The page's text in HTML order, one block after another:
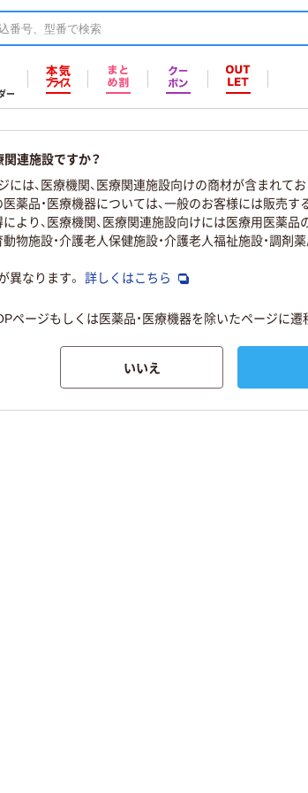
ー
連施設ですか？
は、医療機関、医療関連施設向けの商材が含まれてお
薬品・医療機器については、一般のお客様には販売
より、医療機関、医療関連施設向けには医療用医薬品
動物施設・介護老人保健施設・介護老人福祉施設・調
異なります。 詳しくはこちら
ページもしくは医薬品・医療機器を除いたページに遷
いいえ